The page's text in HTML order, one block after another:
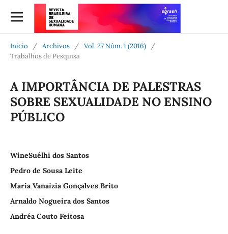
Inicio / Archivos / Vol. 27 Núm. 1 (2016)
/
Trabalhos de Pesquisa
A IMPORTÂNCIA DE PALESTRAS
SOBRE SEXUALIDADE NO ENSINO
PÚBLICO
WineSuélhi dos Santos
Pedro de Sousa Leite
Maria Vanaízia Gonçalves Brito
Arnaldo Nogueira dos Santos
Andréa Couto Feitosa